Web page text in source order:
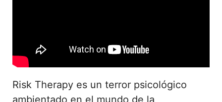
Risk Therapy es un terror psicológico
ambientado en el mundo de la